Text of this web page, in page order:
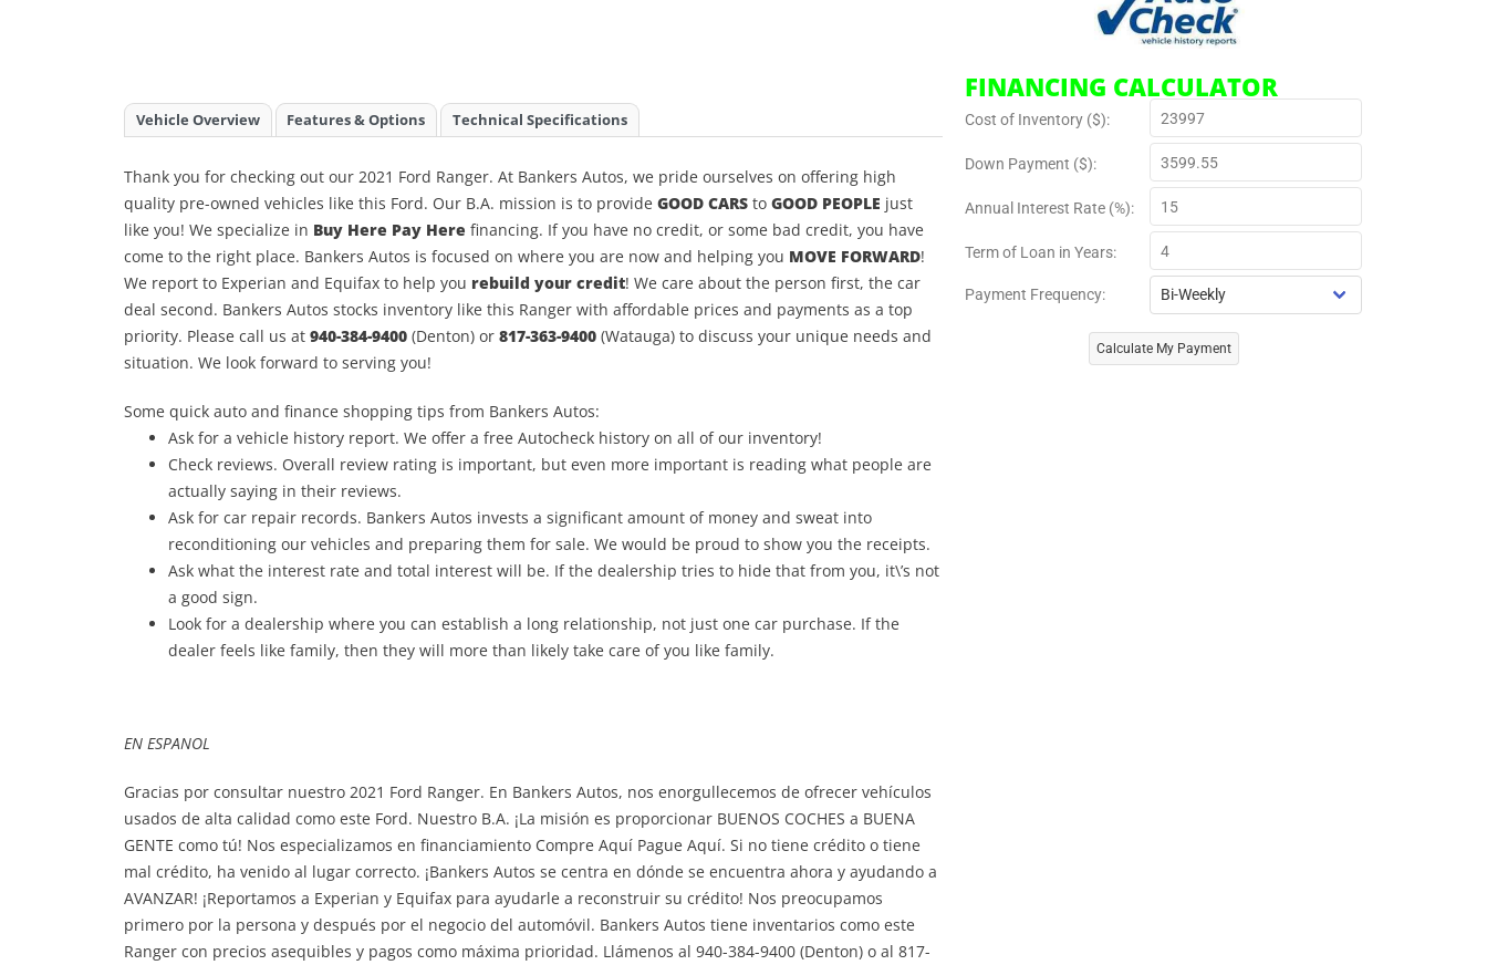
Vehicle Overview Features & Options Technical Specifications
Thank you for checking out our 2021 Ford Ranger. At Bankers Autos, we pride ourselves on offering high
quality pre-owned vehicles like this Ford. Our B.A. mission is to provide GOOD CARS to GOOD PEOPLE just
like you! We specialize in Buy Here Pay Here financing. If you have no credit, or some bad credit, you have
come to the right place. Bankers Autos is focused on where you are now and helping you MOVE FORWARD!
We report to Experian and Equifax to help you rebuild your credit! We care about the person first, the car
deal second. Bankers Autos stocks inventory like this Ranger with affordable prices and payments as a top
priority. Please call us at 940-384-9400 (Denton) or 817-363-9400 (Watauga) to discuss your unique needs and
situation. We look forward to serving you!
Some quick auto and finance shopping tips from Bankers Autos:
Ask for a vehicle history report. We offer a free Autocheck history on all of our inventory!
Check reviews. Overall review rating is important, but even more important is reading what people are
actually saying in their reviews.
Ask for car repair records. Bankers Autos invests a significant amount of money and sweat into
reconditioning our vehicles and preparing them for sale. We would be proud to show you the receipts.
Ask what the interest rate and total interest will be. If the dealership tries to hide that from you, it\’s not
a good sign.
Look for a dealership where you can establish a long relationship, not just one car purchase. If the
dealer feels like family, then they will more than likely take care of you like family.
EN ESPANOL
Gracias por consultar nuestro 2021 Ford Ranger. En Bankers Autos, nos enorgullecemos de ofrecer vehículos
usados ​​de alta calidad como este Ford. Nuestro B.A. ¡La misión es proporcionar BUENOS COCHES a BUENA
GENTE como tú! Nos especializamos en financiamiento Compre Aquí Pague Aquí. Si no tiene crédito o tiene
mal crédito, ha venido al lugar correcto. ¡Bankers Autos se centra en dónde se encuentra ahora y ayudando a
AVANZAR! ¡Reportamos a Experian y Equifax para ayudarle a reconstruir su crédito! Nos preocupamos
primero por la persona y después por el negocio del automóvil. Bankers Autos tiene inventarios como este
Ranger con precios asequibles y pagos como máxima prioridad. Llámenos al 940-384-9400 (Denton) o al 817-
FINANCING CALCULATOR
Cost of Inventory ($):
Down Payment ($):
Annual Interest Rate (%):
Term of Loan in Years:
Payment Frequency:
Calculate My Payment